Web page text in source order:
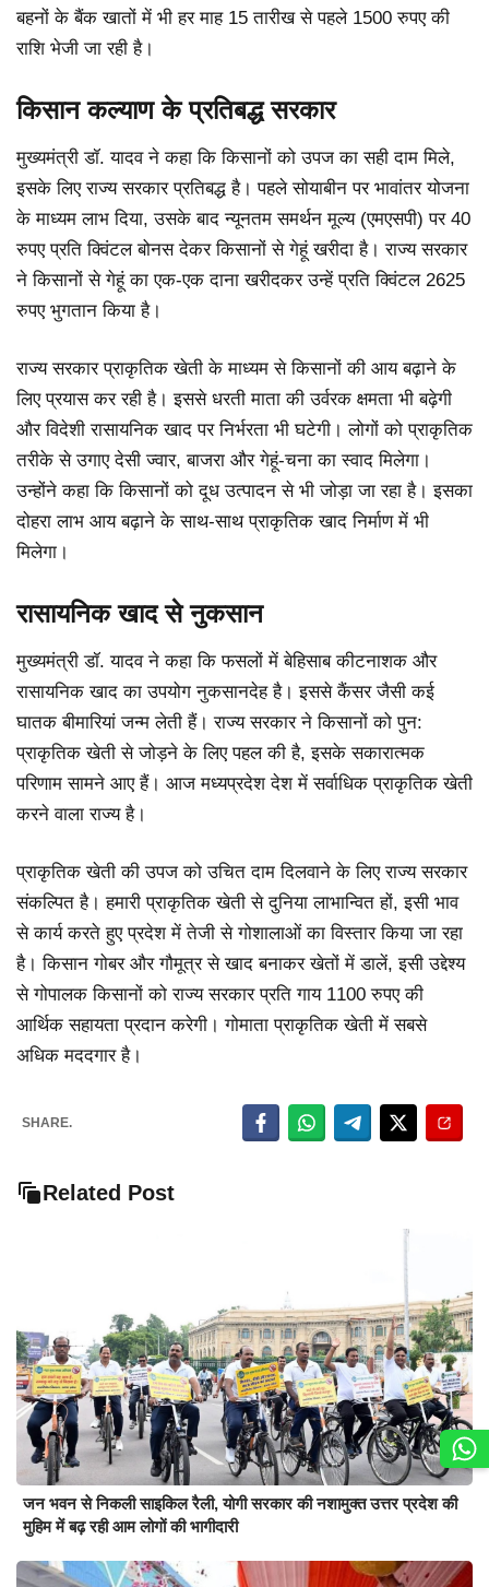
बहनों के बैंक खातों में भी हर माह 15 तारीख से पहले 1500 रुपए की
राशि भेजी जा रही है।
किसान कल्याण के प्रतिबद्ध सरकार
मुख्यमंत्री डॉ. यादव ने कहा कि किसानों को उपज का सही दाम मिले,
इसके लिए राज्य सरकार प्रतिबद्ध है। पहले सोयाबीन पर भावांतर योजना
के माध्यम लाभ दिया, उसके बाद न्यूनतम समर्थन मूल्य (एमएसपी) पर 40
रुपए प्रति क्विंटल बोनस देकर किसानों से गेहूं खरीदा है। राज्य सरकार
ने किसानों से गेहूं का एक-एक दाना खरीदकर उन्हें प्रति क्विंटल 2625
रुपए भुगतान किया है।
राज्य सरकार प्राकृतिक खेती के माध्यम से किसानों की आय बढ़ाने के
लिए प्रयास कर रही है। इससे धरती माता की उर्वरक क्षमता भी बढ़ेगी
और विदेशी रासायनिक खाद पर निर्भरता भी घटेगी। लोगों को प्राकृतिक
तरीके से उगाए देसी ज्वार, बाजरा और गेहूं-चना का स्वाद मिलेगा।
उन्होंने कहा कि किसानों को दूध उत्पादन से भी जोड़ा जा रहा है। इसका
दोहरा लाभ आय बढ़ाने के साथ-साथ प्राकृतिक खाद निर्माण में भी
मिलेगा।
रासायनिक खाद से नुकसान
मुख्यमंत्री डॉ. यादव ने कहा कि फसलों में बेहिसाब कीटनाशक और
रासायनिक खाद का उपयोग नुकसानदेह है। इससे कैंसर जैसी कई
घातक बीमारियां जन्म लेती हैं। राज्य सरकार ने किसानों को पुन:
प्राकृतिक खेती से जोड़ने के लिए पहल की है, इसके सकारात्मक
परिणाम सामने आए हैं। आज मध्यप्रदेश देश में सर्वाधिक प्राकृतिक खेती
करने वाला राज्य है।
प्राकृतिक खेती की उपज को उचित दाम दिलवाने के लिए राज्य सरकार
संकल्पित है। हमारी प्राकृतिक खेती से दुनिया लाभान्वित हों, इसी भाव
से कार्य करते हुए प्रदेश में तेजी से गोशालाओं का विस्तार किया जा रहा
है। किसान गोबर और गौमूत्र से खाद बनाकर खेतों में डालें, इसी उद्देश्य
से गोपालक किसानों को राज्य सरकार प्रति गाय 1100 रुपए की
आर्थिक सहायता प्रदान करेगी। गोमाता प्राकृतिक खेती में सबसे
अधिक मददगार है।
SHARE.
Related Post
जन भवन से निकली साइकिल रैली, योगी सरकार की नशामुक्त उत्तर प्रदेश की
मुहिम में बढ़ रही आम लोगों की भागीदारी